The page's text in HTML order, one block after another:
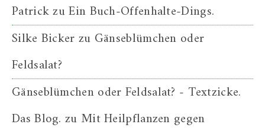
PatrickzuEin Buch-Offenhalte-Dings.
Silke Bickerzu Gänseblümchen oder
Feldsalat?
Gänseblümchen oder Feldsalat? - Textzicke.
Das Blog. zu Mit Heilpflanzen gegen